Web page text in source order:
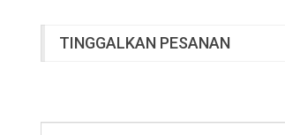
TINGGALKAN PESANAN